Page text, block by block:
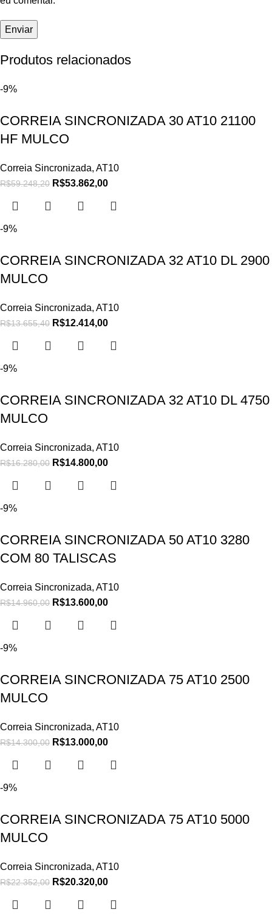
Produtos relacionados
-9%
CORREIA SINCRONIZADA 30 AT10 21100
HF MULCO
Correia Sincronizada, AT10
R$59.248,20 R$53.862,00
-9%
CORREIA SINCRONIZADA 32 AT10 DL 2900
MULCO
Correia Sincronizada, AT10
R$13.655,40 R$12.414,00
-9%
CORREIA SINCRONIZADA 32 AT10 DL 4750
MULCO
Correia Sincronizada, AT10
R$16.280,00 R$14.800,00
-9%
CORREIA SINCRONIZADA 50 AT10 3280
COM 80 TALISCAS
Correia Sincronizada, AT10
R$14.960,00 R$13.600,00
-9%
CORREIA SINCRONIZADA 75 AT10 2500
MULCO
Correia Sincronizada, AT10
R$14.300,00 R$13.000,00
-9%
CORREIA SINCRONIZADA 75 AT10 5000
MULCO
Correia Sincronizada, AT10
R$22.352,00 R$20.320,00